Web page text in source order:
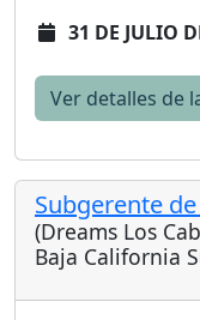
31 DE JULIO
Ver detalles de
Subgerente
(Dreams Los
Baja California